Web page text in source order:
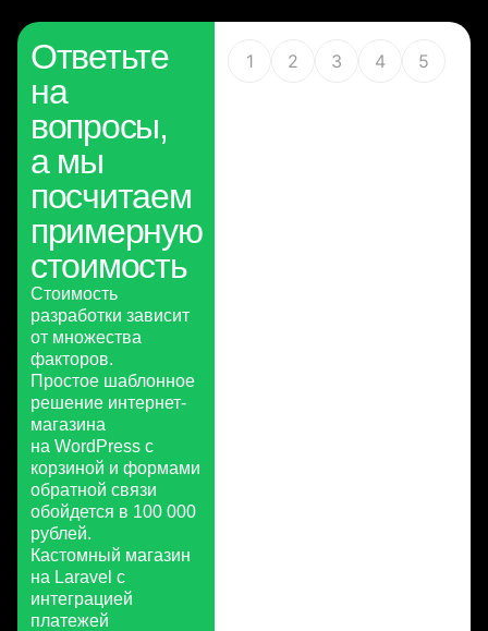
Ответьте
на
вопросы,
а мы
посчитаем
примерную
стоимость
Стоимость
разработки зависит
от множества
факторов.
Простое шаблонное
решение интернет-
магазина
на WordPress с
корзиной и формами
обратной связи
обойдется в 100 000
рублей.
Кастомный магазин
на Laravel с
интеграцией
платежей
1 2 3 4 5